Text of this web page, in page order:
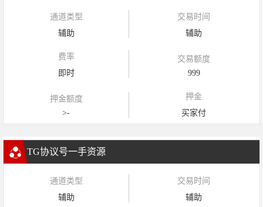
通道类型
辅助
交易时间
辅助
费率
即时
交易额度
999
押金额度
>-
押金
买家付
TG协议号一手资源
通道类型
辅助
交易时间
辅助